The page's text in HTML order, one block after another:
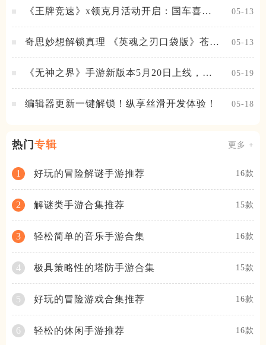
《王牌竞速》x领克月活动开启：国车喜迎
05-13
奇思妙想解锁真理 《英魂之刃口袋版》苍天
05-13
《无神之界》手游新版本5月20日上线，女
05-19
编辑器更新一键解锁！纵享丝滑开发体验！ 05-18
热门 专辑 更多 +
1 好玩的冒险解谜手游推荐 16款
2 解谜类手游合集推荐 15款
3 轻松简单的音乐手游合集 16款
4 极具策略性的塔防手游合集 15款
5 好玩的冒险游戏合集推荐 16款
6 轻松的休闲手游推荐 16款